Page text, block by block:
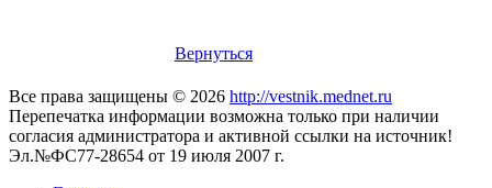
Вернуться
Все права защищены © 2026 http://vestnik.mednet.ru
Перепечатка информации возможна только при наличии
согласия администратора и активной ссылки на источник!
Эл.№ФС77-28654 от 19 июля 2007 г.